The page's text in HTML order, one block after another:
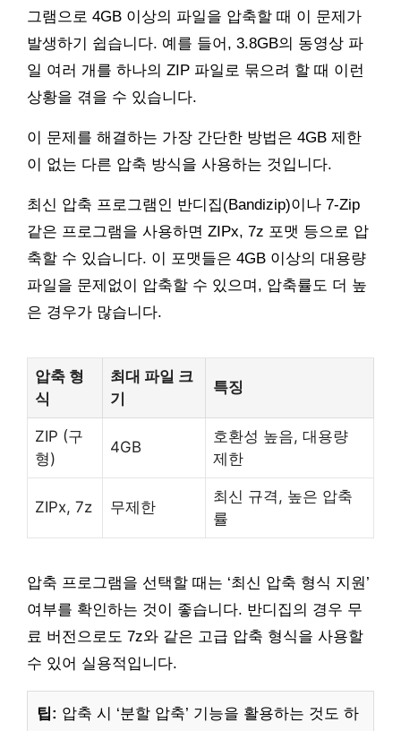
그램으로 4GB 이상의 파일을 압축할 때 이 문제가
발생하기 쉽습니다. 예를 들어, 3.8GB의 동영상 파
일 여러 개를 하나의 ZIP 파일로 묶으려 할 때 이런
상황을 겪을 수 있습니다.
이 문제를 해결하는 가장 간단한 방법은 4GB 제한
이 없는 다른 압축 방식을 사용하는 것입니다.
최신 압축 프로그램인 반디집(Bandizip)이나 7-Zip
같은 프로그램을 사용하면 ZIPx, 7z 포맷 등으로 압
축할 수 있습니다. 이 포맷들은 4GB 이상의 대용량
파일을 문제없이 압축할 수 있으며, 압축률도 더 높
은 경우가 많습니다.
압축 형
식
최대 파일 크
기
특징
ZIP (구
형)
4GB
호환성 높음, 대용량
제한
ZIPx, 7z 무제한
최신 규격, 높은 압축
률
압축 프로그램을 선택할 때는 ‘최신 압축 형식 지원’
여부를 확인하는 것이 좋습니다. 반디집의 경우 무
료 버전으로도 7z와 같은 고급 압축 형식을 사용할
수 있어 실용적입니다.
팁: 압축 시 ‘분할 압축’ 기능을 활용하는 것도 하